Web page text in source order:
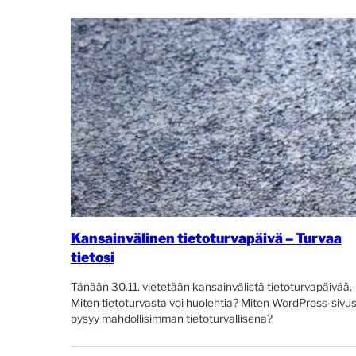
Kansainvälinen tietoturvapäivä – Turvaa
tietosi
Tänään 30.11. vietetään kansainvälistä tietoturvapäivää.
Miten tietoturvasta voi huolehtia? Miten WordPress-
pysyy mahdollisimman tietoturvallisena?